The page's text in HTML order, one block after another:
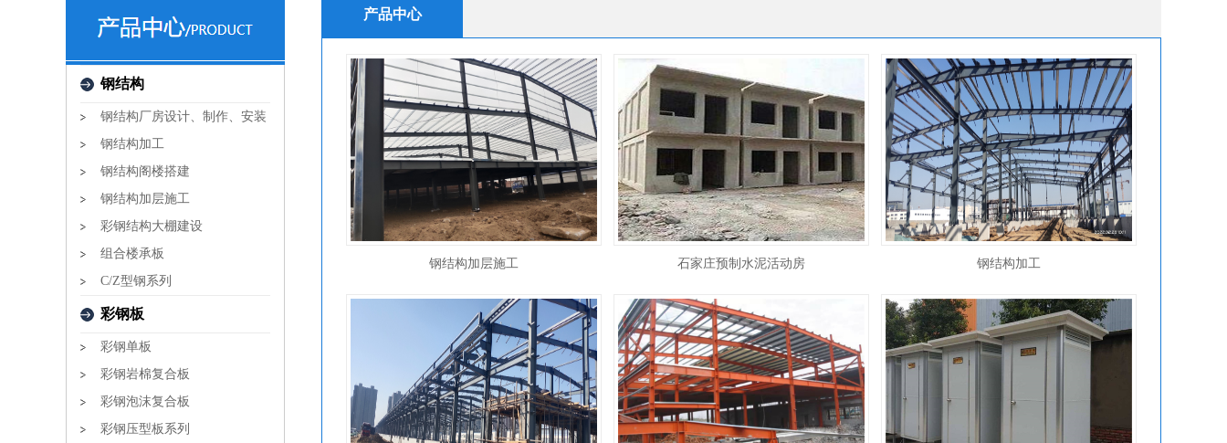
钢结构
钢结构厂房设计、制作、安装
钢结构加工
钢结构阁楼搭建
钢结构加层施工
彩钢结构大棚建设
组合楼承板
C/Z型钢系列
彩钢板
彩钢单板
彩钢岩棉复合板
彩钢泡沫复合板
彩钢压型板系列
产品中心
钢结构加层施工 石家庄预制水泥活动房 钢结构加工